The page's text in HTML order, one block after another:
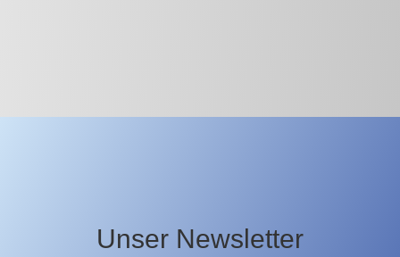
Unser Newsletter